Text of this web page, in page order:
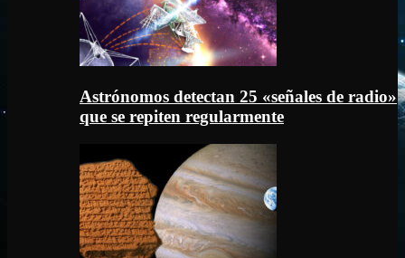
Astrónomos detectan 25 «señales de radio»
que se repiten regularmente